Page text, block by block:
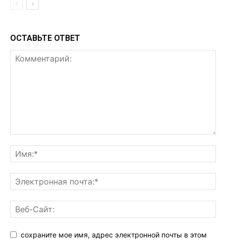
ОСТАВЬТЕ ОТВЕТ
сохраните мое имя, адрес электронной почты в этом